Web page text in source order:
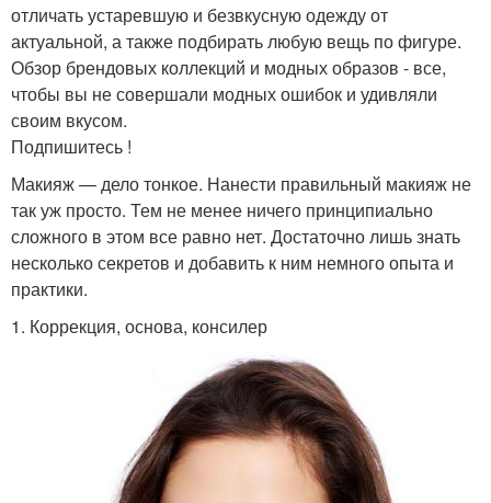
отличать устаревшую и безвкусную одежду от
актуальной, а также подбирать любую вещь по фигуре.
Обзор брендовых коллекций и модных образов - все,
чтобы вы не совершали модных ошибок и удивляли
своим вкусом.
Подпишитесь !
Макияж — дело тонкое. Нанести правильный макияж не
так уж просто. Тем не менее ничего принципиально
сложного в этом все равно нет. Достаточно лишь знать
несколько секретов и добавить к ним немного опыта и
практики.
1. Коррекция, основа, консилер